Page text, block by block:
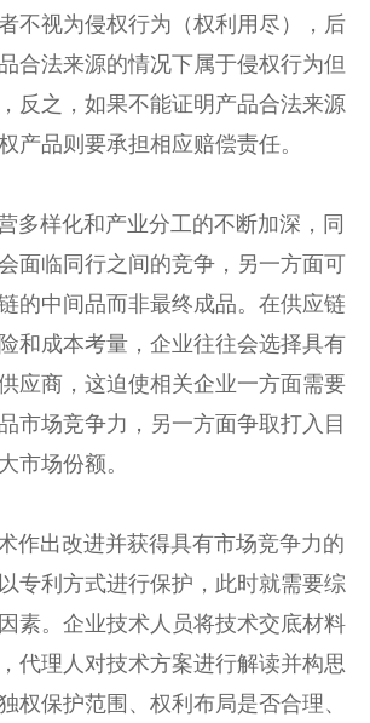
不视为侵权行为（权利用尽），后
合法来源的情况下属于侵权行为但
反之，如果不能证明产品合法来源
产品则要承担相应赔偿责任。
样化和产业分工的不断加深，同
面临同行之间的竞争，另一方面可
的中间品而非最终成品。在供应链
和成本考量，企业往往会选择具有
应商，这迫使相关企业一方面需要
市场竞争力，另一方面争取打入目
市场份额。
出改进并获得具有市场竞争力的
专利方式进行保护，此时就需要综
素。企业技术人员将技术交底材料
代理人对技术方案进行解读并构思
权保护范围、权利布局是否合理、